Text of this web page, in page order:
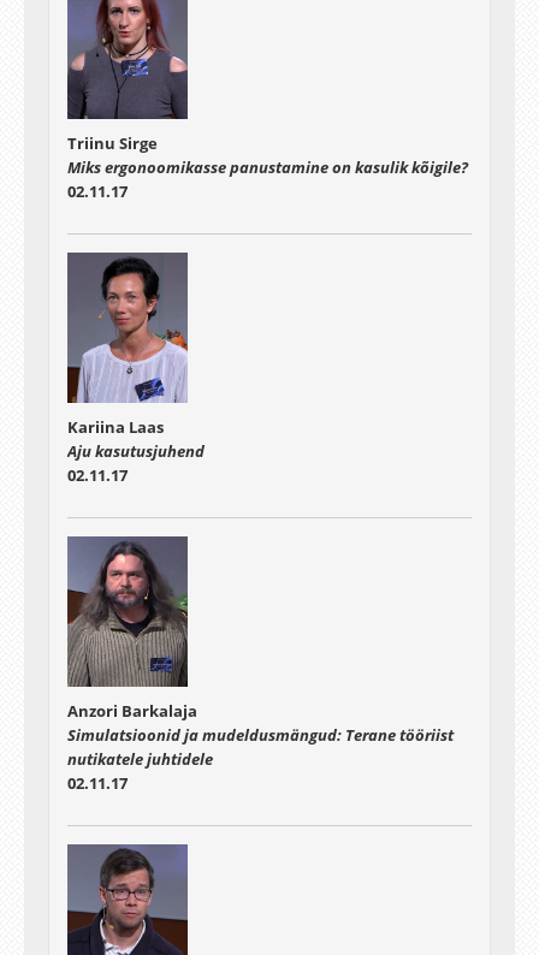
Triinu Sirge
Miks ergonoomikasse panustamine on kasulik kõigile?
02.11.17
Kariina Laas
Aju kasutusjuhend
02.11.17
Anzori Barkalaja
Simulatsioonid ja mudeldusmängud: Terane tööriist
nutikatele juhtidele
02.11.17